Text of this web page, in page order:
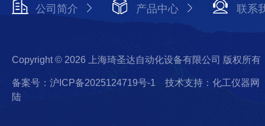
公司简介 产品中心 联系
Copyright © 2026 上海琦圣达自动化设备有限公司 版权所有
备案号：沪ICP备2025124719号-1
技术支持：化工仪器网
陆